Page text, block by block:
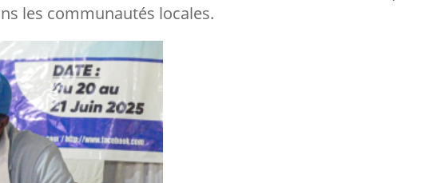
les communautés locales.